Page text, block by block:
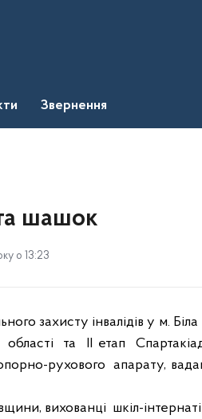
Звернення
шашок
о 13:23
захисту інвалідів у м. Біла
області та ІІ етап
рухового апарату,
вихованці шкіл-